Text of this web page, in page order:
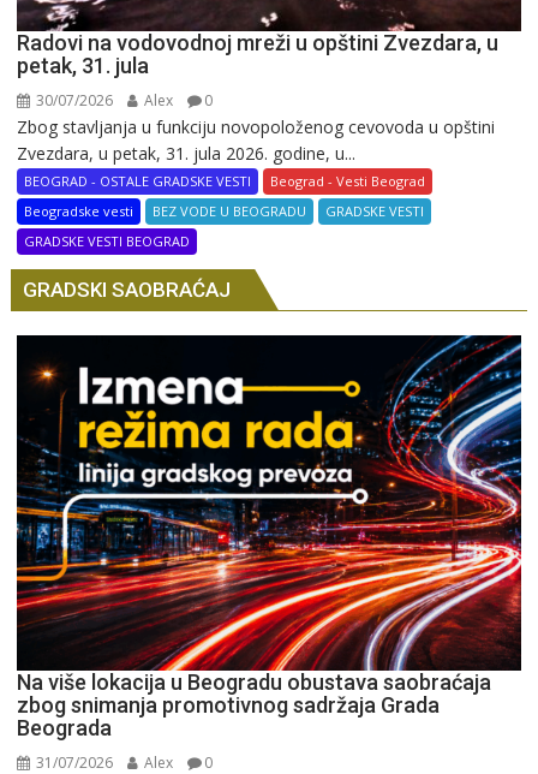
Radovi na vodovodnoj mreži u opštini Zvezdara, u
petak, 31. jula
30/07/2026 Alex 0
Zbog stavljanja u funkciju novopoloženog cevovoda u opštini
Zvezdara, u petak, 31. jula 2026. godine, u...
BEOGRAD - OSTALE GRADSKE VESTI
Beograd - Vesti Beograd
Beogradske vesti
BEZ VODE U BEOGRADU
GRADSKE VESTI
GRADSKE VESTI BEOGRAD
GRADSKI SAOBRAĆAJ
Na više lokacija u Beogradu obustava saobraćaja
zbog snimanja promotivnog sadržaja Grada
Beograda
31/07/2026 Alex 0